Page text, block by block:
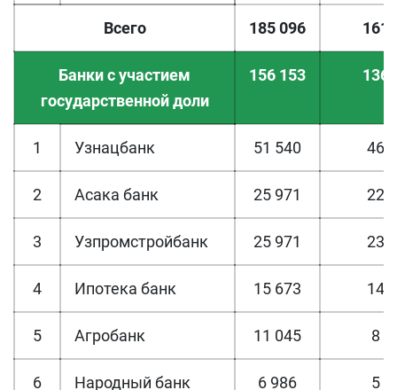
Всего 185096 161
Банки с участием
государственной доли
156 153 136
1 Узнацбанк 51 540 46
2 Асака банк 25 971 22
3 Узпромстройбанк 25 971 23
4 Ипотека банк 15 673 14
5 Агробанк 11 045 8
6 Народный банк 6 986 5